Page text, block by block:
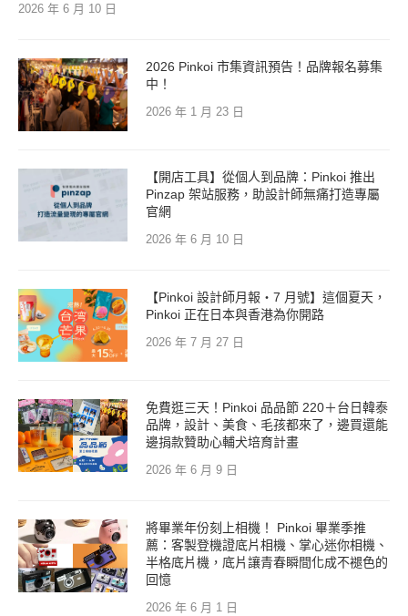
2026 年 6 月 10 日
2026 Pinkoi 市集資訊預告！品牌報名募集
中！
2026 年 1 月 23 日
【開店工具】從個人到品牌：Pinkoi 推出
Pinzap 架站服務，助設計師無痛打造專屬
官網
2026 年 6 月 10 日
【Pinkoi 設計師月報・7 月號】這個夏天，
Pinkoi 正在日本與香港為你開路
2026 年 7 月 27 日
免費逛三天！Pinkoi 品品節 220＋台日韓泰
品牌，設計、美食、毛孩都來了，邊買還能
邊捐款贊助心輔犬培育計畫
2026 年 6 月 9 日
將畢業年份刻上相機！ Pinkoi 畢業季推
薦：客製登機證底片相機、掌心迷你相機、
半格底片機，底片讓青春瞬間化成不褪色的
回憶
2026 年 6 月 1 日